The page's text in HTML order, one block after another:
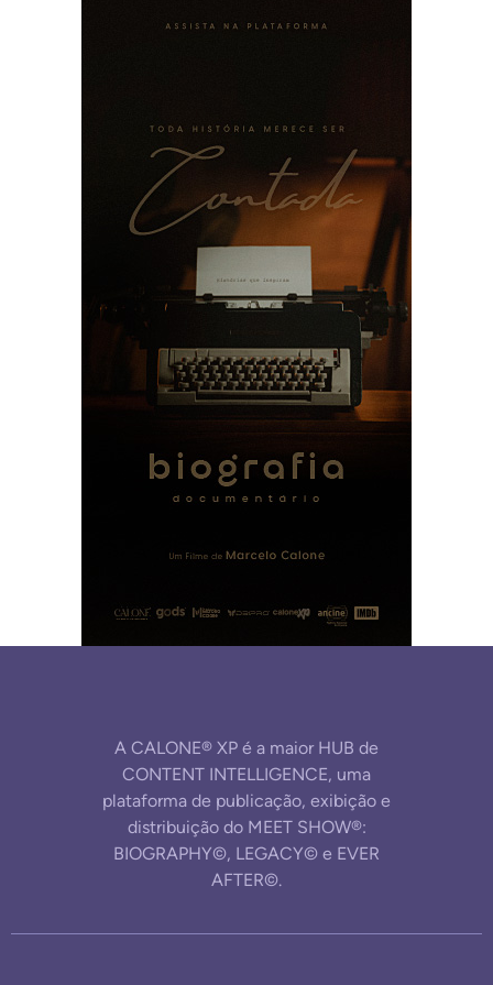
A CALONE® XP é a maior HUB de
CONTENT INTELLIGENCE, uma
plataforma de publicação, exibição e
distribuição do MEET SHOW®:
BIOGRAPHY©, LEGACY© e EVER
AFTER©.